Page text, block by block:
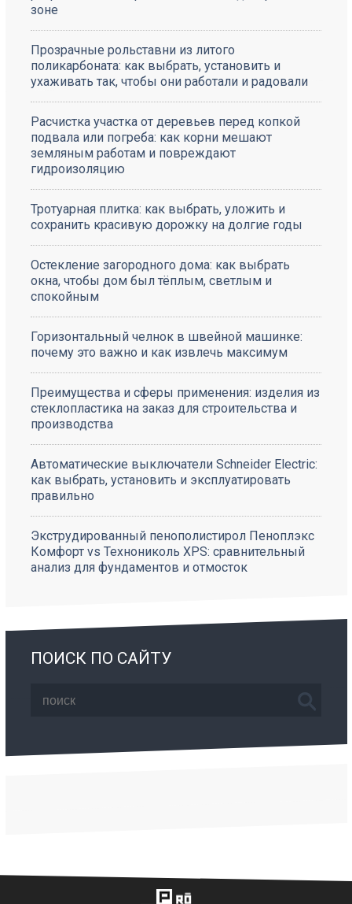
зоне
Прозрачные рольставни из литого
поликарбоната: как выбрать, установить и
ухаживать так, чтобы они работали и радовали
Расчистка участка от деревьев перед копкой
подвала или погреба: как корни мешают
земляным работам и повреждают
гидроизоляцию
Тротуарная плитка: как выбрать, уложить и
сохранить красивую дорожку на долгие годы
Остекление загородного дома: как выбрать
окна, чтобы дом был тёплым, светлым и
спокойным
Горизонтальный челнок в швейной машинке:
почему это важно и как извлечь максимум
Преимущества и сферы применения: изделия из
стеклопластика на заказ для строительства и
производства
Автоматические выключатели Schneider Electric:
как выбрать, установить и эксплуатировать
правильно
Экструдированный пенополистирол Пеноплэкс
Комфорт vs Технониколь XPS: сравнительный
анализ для фундаментов и отмосток
ПОИСК ПО САЙТУ